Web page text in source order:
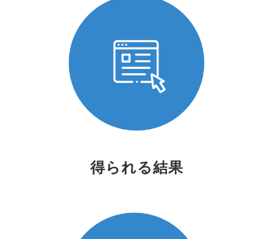
得られる結果